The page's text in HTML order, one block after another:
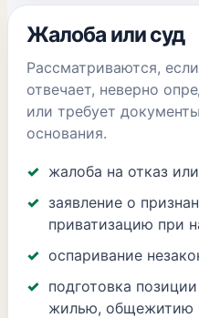
Жалоба или суд
Рассматриваются,
отвечает, неверно
или требует
основания.
жалоба на отказ
заявление о
приватизацию при
оспаривание
подготовка
жилью, общежитию